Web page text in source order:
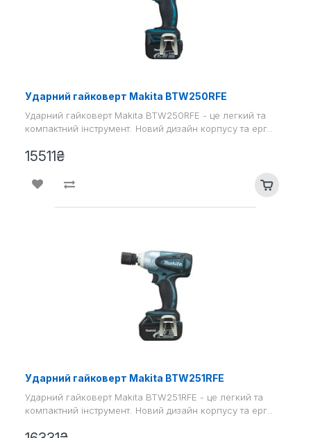
Ударний гайковерт Makita BTW250RFE
Ударний гайковерт Makita BTW250RFE - це легкий та
компактний інструмент. Новий дизайн корпусу та ерг..
15511₴
Ударний гайковерт Makita BTW251RFE
Ударний гайковерт Makita BTW251RFE - це легкий та
компактний інструмент. Новий дизайн корпусу та ерг..